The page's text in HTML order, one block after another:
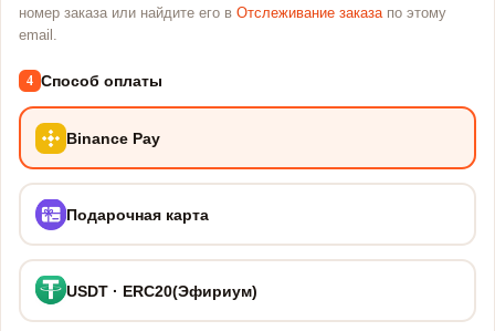
номер заказа или найдите его в Отслеживание заказапо этому
email.
4 Способ оплаты
Binance Pay
Подарочная карта
USDT · ERC20(Эфириум)